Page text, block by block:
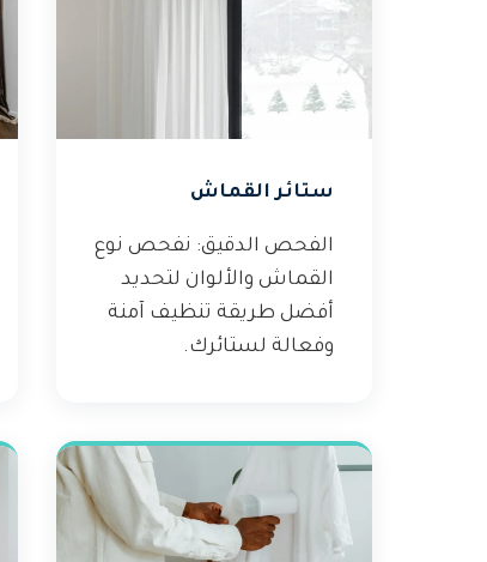
ستائر القماش
الفحص الدقيق: نفحص نوع
القماش والألوان لتحديد
أفضل طريقة تنظيف آمنة
وفعالة لستائرك.